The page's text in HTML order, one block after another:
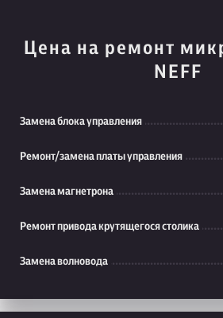
Цена на ремонт
NEFF
Замена блока управления
Ремонт/замена платы управления
Замена магнетрона
Ремонт привода крутящегося столика
Замена волновода